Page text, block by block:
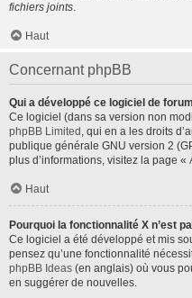
fichiers joints.
Haut
Concernant phpBB
Qui a développé ce logiciel de
Ce logiciel (dans sa version non
phpBB Limited , qui en a les droits
publique générale GNU version 2
plus d’informations, visitez la page «
Haut
Pourquoi la fonctionnalité X n’est
Ce logiciel a été développé et mis
pensez qu’une fonctionnalité
phpBB Ideas (en anglais) où vous
en suggérer de nouvelles.